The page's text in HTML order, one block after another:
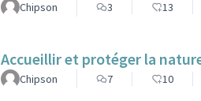
Chipson 3 13
Accueillir et protéger la
Chipson 7 10